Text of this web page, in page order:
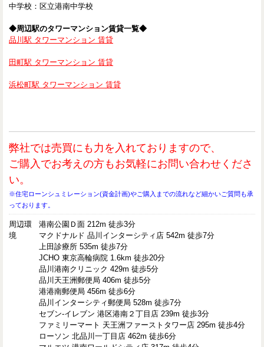
中学校：区立港南中学校
◆周辺駅のタワーマンション賃貸一覧◆
品川駅 タワーマンション 賃貸
田町駅 タワーマンション 賃貸
浜松町駅 タワーマンション 賃貸
弊社では売買にも力を入れておりますので、
ご購入でお考えの方もお気軽にお問い合わせくださ
い。
※住宅ローンシュミレーション(資金計画)やご購入までの流れなど細かいご質問も承
っております。
周辺環
境
港南公園Ｄ面 212m 徒歩3分
マクドナルド 品川インターシティ店 542m 徒歩7分
上田診療所 535m 徒歩7分
JCHO 東京高輪病院 1.6km 徒歩20分
品川港南クリニック 429m 徒歩5分
品川天王洲郵便局 406m 徒歩5分
港港南郵便局 456m 徒歩6分
品川インターシティ郵便局 528m 徒歩7分
セブン-イレブン 港区港南２丁目店 239m 徒歩3分
ファミリーマート 天王洲ファーストタワー店 295m 徒歩4分
ローソン 北品川一丁目店 462m 徒歩6分